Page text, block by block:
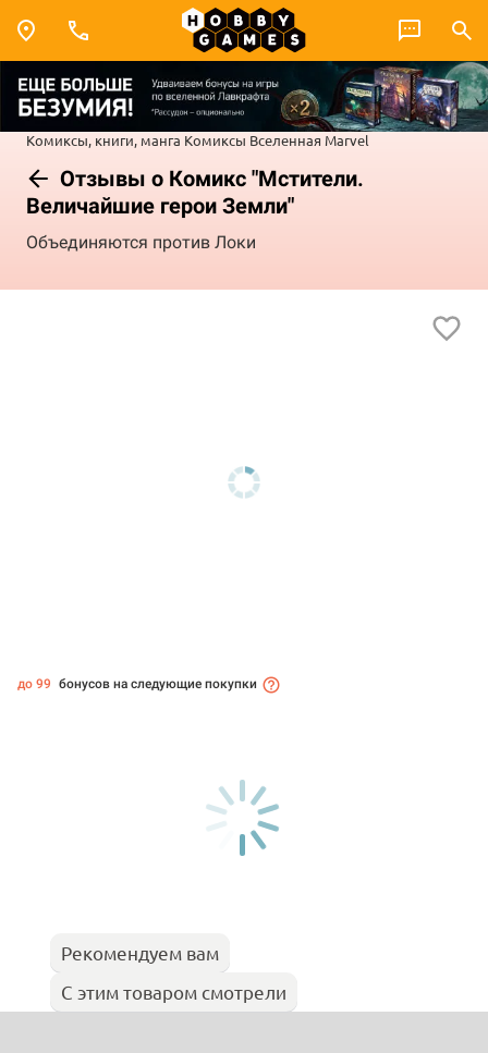
Комиксы, книги, манга Комиксы Вселенная Marvel
Отзывы о Комикс "Мстители.
Величайшие герои Земли"
Объединяются против Локи
до 99 бонусов на следующие покупки
Рекомендуем вам
С этим товаром смотрели